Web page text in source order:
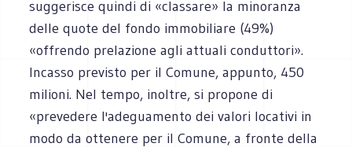
suggerisce quindi di «classare» la minoranza
delle quote del fondo immobiliare (49%)
«offrendo prelazione agli attuali conduttori».
Incasso previsto per il Comune, appunto, 450
milioni. Nel tempo, inoltre, si propone di
«prevedere l'adeguamento dei valori locativi in
modo da ottenere per il Comune, a fronte della